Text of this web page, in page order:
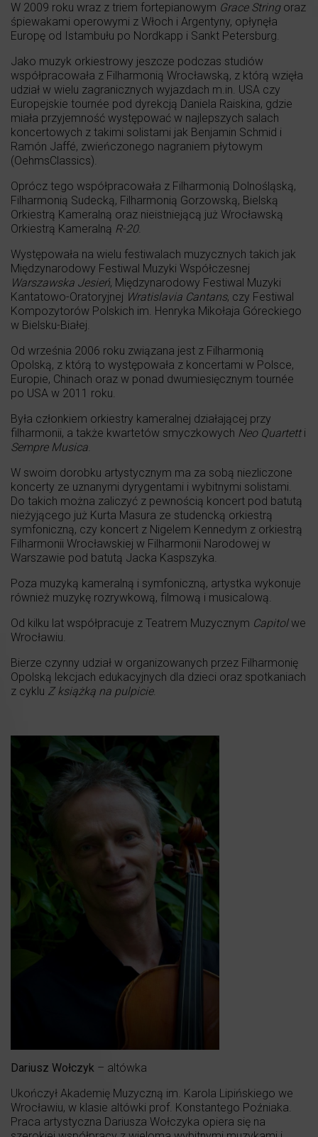
W 2009 roku wraz z triem fortepianowym Grace Stringoraz
śpiewakami operowymi z Włoch i Argentyny, opłynęła
Europę od Istambułu po Nordkapp i Sankt Petersburg.
Jako muzyk orkiestrowy jeszcze podczas studiów
współpracowała z Filharmonią Wrocławską, z którą wzięła
udział w wielu zagranicznych wyjazdach m.in. USA czy
Europejskie tournée pod dyrekcją Daniela Raiskina, gdzie
miała przyjemność występować w najlepszych salach
koncertowych z takimi solistami jak Benjamin Schmid i
Ramón Jaffé, zwieńczonego nagraniem płytowym
(OehmsClassics).
Oprócz tego współpracowała z Filharmonią Dolnośląską,
Filharmonią Sudecką, Filharmonią Gorzowską, Bielską
Orkiestrą Kameralną oraz nieistniejącą już Wrocławską
Orkiestrą Kameralną R-20.
Występowała na wielu festiwalach muzycznych takich jak
Międzynarodowy Festiwal Muzyki Współczesnej
Warszawska Jesień, Międzynarodowy Festiwal Muzyki
Kantatowo-Oratoryjnej Wratislavia Cantans, czy Festiwal
Kompozytorów Polskich im. Henryka Mikołaja Góreckiego
w Bielsku-Białej.
Od września 2006 roku związana jest z Filharmonią
Opolską, z którą to występowała z koncertami w Polsce,
Europie, Chinach oraz w ponad dwumiesięcznym tournée
po USA w 2011 roku.
Była członkiem orkiestry kameralnej działającej przy
filharmonii, a także kwartetów smyczkowych Neo Quartetti
Sempre Musica.
W swoim dorobku artystycznym ma za sobą niezliczone
koncerty ze uznanymi dyrygentami i wybitnymi solistami.
Do takich można zaliczyć z pewnością koncert pod batutą
nieżyjącego już Kurta Masura ze studencką orkiestrą
symfoniczną, czy koncert z Nigelem Kennedym z orkiestrą
Filharmonii Wrocławskiej w Filharmonii Narodowej w
Warszawie pod batutą Jacka Kaspszyka.
Poza muzyką kameralną i symfoniczną, artystka wykonuje
również muzykę rozrywkową, filmową i musicalową.
Od kilku lat współpracuje z Teatrem Muzycznym Capitolwe
Wrocławiu.
Bierze czynny udział w organizowanych przez Filharmonię
Opolską lekcjach edukacyjnych dla dzieci oraz spotkaniach
z cyklu Z książką na pulpicie.
Dariusz Wołczyk – altówka
Ukończył Akademię Muzyczną im. Karola Lipińskiego we
Wrocławiu, w klasie altówki prof. Konstantego Poźniaka.
Praca artystyczna Dariusza Wołczyka opiera się na